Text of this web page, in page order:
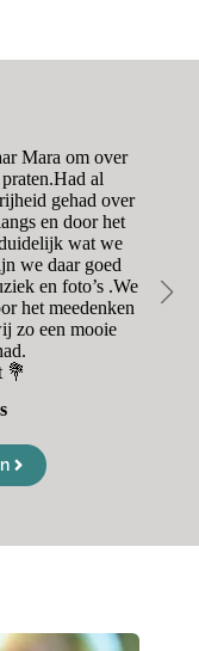
Mara om over
al
gehad over
en door het
wat we
we daar goed
en foto’s .We
het meedenken
zo een mooie
💐